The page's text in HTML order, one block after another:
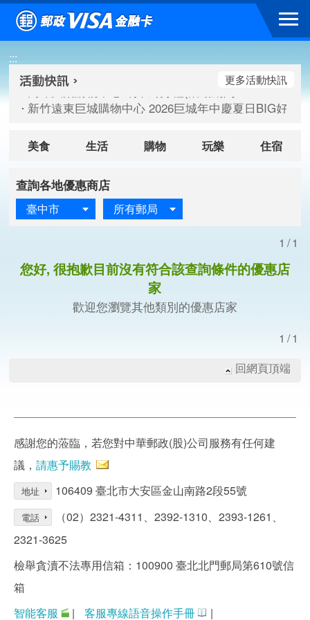
跳到主要內容區塊
:::
高雄大樂購物中心 刷卡郵好禮(活動期間：115/08/07-
臺北三創生活 有點東西第2波 刷卡郵好禮(活動期間：
高雄大樂購物中心 刷卡郵好禮(活動期間：115/08/07-
新竹遠東巨城購物中心 2026巨城年中慶夏日BIG好刷(
更多活動快訊
美食 生活 購物 玩樂 住宿
查詢各地優惠商店
臺中市 所有郵局
1/1
您好, 很抱歉目前沒有符合該查詢條件的優惠店
家
歡迎您瀏覽其他類別的優惠店家
1/1
回網頁頂端
感謝您的蒞臨，若您對中華郵政(股)公司服務有任何建
議， 請惠予賜教
地址 106409 臺北市大安區金山南路2段55號
電話
（02）2321-4311、2392-1310、2393-1261、
2321-3625
檢舉貪瀆不法專用信箱：100900 臺北北門郵局第610號信
箱
智能客服
| 客服專線語音操作手冊 |